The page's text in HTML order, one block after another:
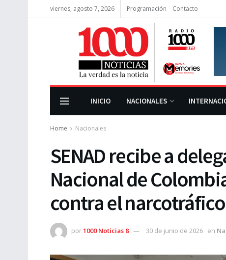
viernes, agosto 7, 2026 Programación Contacto
INICIO NACIONALES
Home Nacionales
SENAD recibe a
Nacional de
contra el narcotráfico
por1000 Noticias 8 30 de junio de 2026 en